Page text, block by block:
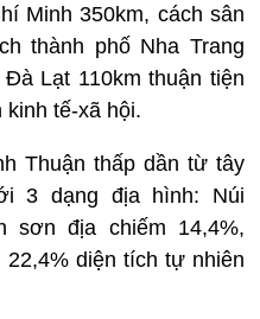
Minh 350km, cách sân
thành phố Nha Trang
Lạt 110km thuận tiện
tế-xã hội.
Thuận thấp dần từ tây
3 dạng địa hình: Núi
sơn địa chiếm 14,4%,
diện tích tự nhiên